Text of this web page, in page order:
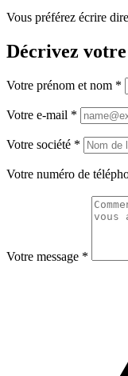
Vous préférez écrire
Décrivez votre
Votre prénom et nom *
Votre e-mail *
Votre société *
Votre numéro de
Votre message *